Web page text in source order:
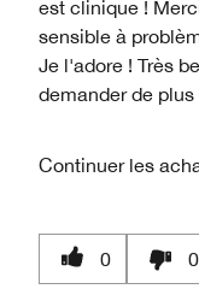
est clinique !
sensible à
Je l'adore ! Très
demander de
Continuer les
0 0